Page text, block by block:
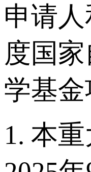
申请
度国
学基
1. 本